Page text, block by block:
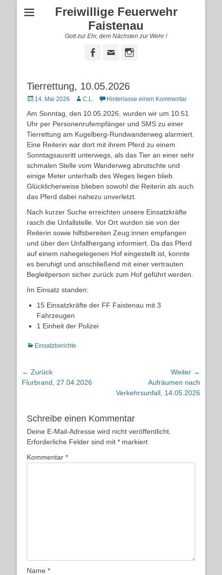
Freiwillige Feuerwehr
Faistenau
Gott zur Ehr, dem Nächsten zur Wehr !
Facebook
Tierrettung, 10.05.2026
Posted14. Mai 2026 AutorC.L. Hinterlasse einen Kommentar
Am Sonntag, den 10.05.2026, wurden wir um 10:51
Uhr per Personenrufempfänger und SMS zu einer
Tierrettung am Kugelberg-Rundwanderweg alarmiert.
Eine Reiterin war dort mit ihrem Pferd zu einem
Sonntagsausritt unterwegs, als das Tier an einer sehr
schmalen Stelle vom Wanderweg abrutschte und
einige Meter unterhalb des Weges liegen blieb.
Glücklicherweise blieben sowohl die Reiterin als auch
das Pferd dabei nahezu unverletzt.
Nach kurzer Suche erreichten unsere Einsatzkräfte
rasch die Unfallstelle. Vor Ort wurden sie von der
Reiterin sowie hilfsbereiten Zeug:innen empfangen
und über den Unfallhergang informiert. Da das Pferd
auf einem nahegelegenen Hof eingestellt ist, konnte
es beruhigt und anschließend mit einer vertrauten
Begleitperson sicher zurück zum Hof geführt werden.
Im Einsatz standen:
15 Einsatzkräfte der FF Faistenau mit 3
Fahrzeugen
1 Einheit der Polizei
Kategorien
Einsatzberichte
Beitragsnavigation
← Zurück
Vorheriger
Flurbrand, 27.04.2026
Weiter →
Beitrag:
Aufräumen nach
Verkehrsunfall, 14.05.2026
Schreibe einen Kommentar
Deine E-Mail-Adresse wird nicht veröffentlicht.
Erforderliche Felder sind mit * markiert
Kommentar *
Name *